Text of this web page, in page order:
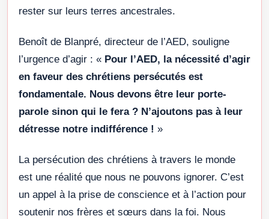
rester sur leurs terres ancestrales.
Benoît de Blanpré, directeur de l’AED, souligne
l’urgence d’agir : « Pour l’AED, la nécessité d’agir
en faveur des chrétiens persécutés est
fondamentale. Nous devons être leur porte-
parole sinon qui le fera ? N’ajoutons pas à leur
détresse notre indifférence ! »
La persécution des chrétiens à travers le monde
est une réalité que nous ne pouvons ignorer. C’est
un appel à la prise de conscience et à l’action pour
soutenir nos frères et sœurs dans la foi. Nous